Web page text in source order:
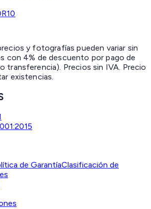
y fotografías pueden variar sin
con 4% de descuento por pago de
transferencia). Precios sin IVA. Precio
existencias.
de GarantíaClasificación de